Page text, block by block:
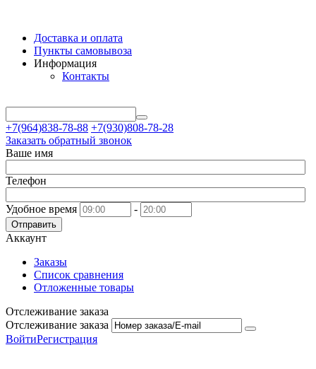
Доставка и оплата
Пункты самовывоза
Информация
Контакты
+7(964)838-78-88 +7(930)808-78-28
Заказать обратный звонок
Ваше имя
Телефон
Удобное время -
Отправить
Аккаунт
Заказы
Список сравнения
Отложенные товары
Отслеживание заказа
Отслеживание заказа
ВойтиРегистрация